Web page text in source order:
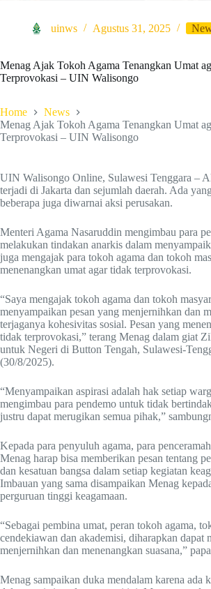
uinws Agustus 31, 2025
Menag Ajak Tokoh Agama Tenangkan Umat
Terprovokasi – UIN Walisongo
Home
News
Menag Ajak Tokoh Agama Tenangkan Umat
Terprovokasi – UIN Walisongo
UIN Walisongo Online, Sulawesi Tenggara –
terjadi di Jakarta dan sejumlah daerah. Ada
beberapa juga diwarnai aksi perusakan.
Menteri Agama Nasaruddin mengimbau para
melakukan tindakan anarkis dalam
juga mengajak para tokoh agama dan tokoh
menenangkan umat agar tidak terprovokasi.
“Saya mengajak tokoh agama dan tokoh
menyampaikan pesan yang menjernihkan dan
terjaganya kohesivitas sosial. Pesan yang
tidak terprovokasi,” terang Menag dalam giat
untuk Negeri di Button Tengah, Sulawesi-
(30/8/2025).
“Menyampaikan aspirasi adalah hak setiap
mengimbau para pendemo untuk tidak
justru dapat merugikan semua pihak,”
Kepada para penyuluh agama, para
Menag harap bisa memberikan pesan tentang
dan kesatuan bangsa dalam setiap kegiatan
Imbauan yang sama disampaikan Menag
perguruan tinggi keagamaan.
“Sebagai pembina umat, peran tokoh agama,
cendekiawan dan akademisi, diharapkan dapat
menjernihkan dan menenangkan suasana,”
Menag sampaikan duka mendalam karena ada